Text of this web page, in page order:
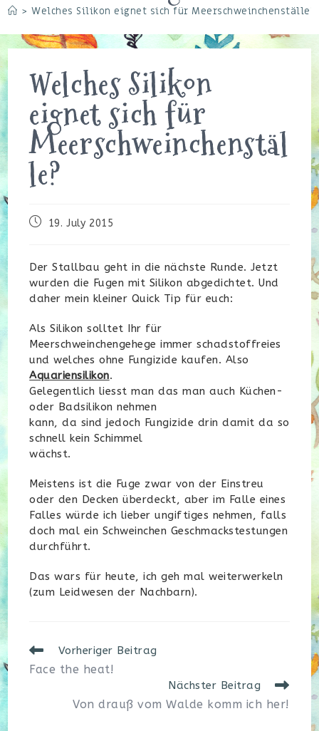
> Welches Silikon eignet sich für Meerschweinchenställe?
Welches Silikon
eignet sich für
Meerschweinchenstäl
le?
Beitrag19. July 2015
Der Stallbau geht in die nächste Runde. Jetzt
wurden die Fugen mit Silikon abgedichtet. Und
daher mein kleiner Quick Tip für euch:
Als Silikon solltet Ihr für
Meerschweinchengehege immer schadstoffreies
und welches ohne Fungizide kaufen. Also
Aquariensilikon.
Gelegentlich liesst man das man auch Küchen-
oder Badsilikon nehmen
kann, da sind jedoch Fungizide drin damit da so
schnell kein Schimmel
wächst.
Meistens ist die Fuge zwar von der Einstreu
oder den Decken überdeckt, aber im Falle eines
Falles würde ich lieber ungiftiges nehmen, falls
doch mal ein Schweinchen Geschmackstestungen
durchführt.
Das wars für heute, ich geh mal weiterwerkeln
(zum Leidwesen der Nachbarn).
Weitere
Artikel
ansehen
Vorheriger Beitrag
Face the heat!
Nächster Beitrag
Von drauß vom Walde komm ich her!